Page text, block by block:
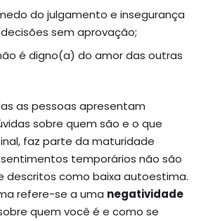
do julgamento e insegurança
sem aprovação;
é digno(a) do amor das outras
as pessoas apresentam
sobre quem são e o que
faz parte da maturidade
temporários não são
descritos como baixa autoestima.
refere-se a uma negatividade
quem você é e como se